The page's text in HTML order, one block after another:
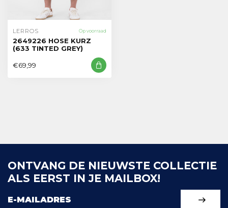
LERROS Op voorraad
2649226 HOSE KURZ
(633 TINTED GREY)
€69,99
ONTVANG DE NIEUWSTE COLLECTIE
ALS EERST IN JE MAILBOX!